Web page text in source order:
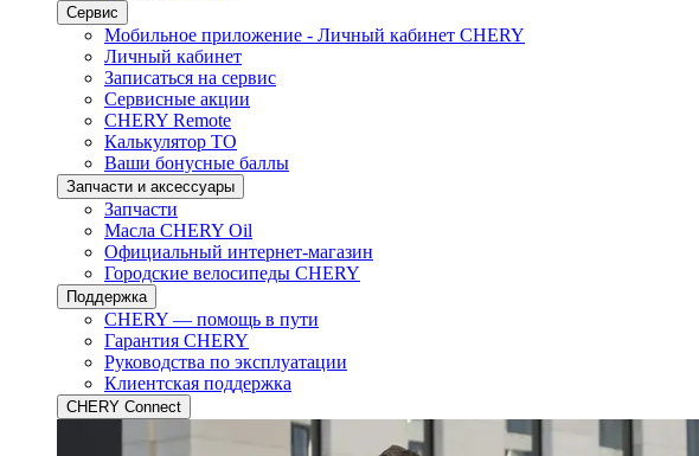
Сервис
Мобильное приложение - Личный кабинет CHERY
Личный кабинет
Записаться на сервис
Сервисные акции
CHERY Remote
Калькулятор ТО
Ваши бонусные баллы
Запчасти и аксессуары
Запчасти
Масла CHERY Oil
Официальный интернет-магазин
Городские велосипеды CHERY
Поддержка
CHERY — помощь в пути
Гарантия CHERY
Руководства по эксплуатации
Клиентская поддержка
CHERY Connect